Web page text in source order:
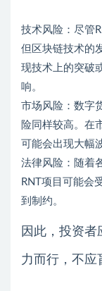
技术风险：尽管
但区块链技术的
现技术上的突破
响。
市场风险：数字
险同样较高。在
可能会出现大幅
法律风险：随着
RNT项目可能会
到制约。
因此，投资
力而行，不应